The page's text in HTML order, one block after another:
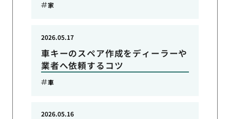
家
車キーのスペア作成をディーラーや
業者へ依頼するコツ
2026.05.17
車
2026.05.16